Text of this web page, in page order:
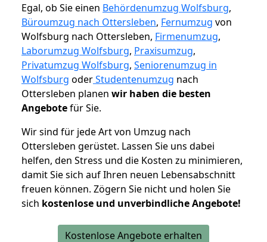
Egal, ob Sie einen Behördenumzug Wolfsburg,
Büroumzug nach Ottersleben, Fernumzug von
Wolfsburg nach Ottersleben, Firmenumzug,
Laborumzug Wolfsburg, Praxisumzug,
Privatumzug Wolfsburg, Seniorenumzug in
Wolfsburg oderStudentenumzug nach
Ottersleben planen wir haben die besten
Angebotefür Sie.
Wir sind für jede Art von Umzug nach
Ottersleben gerüstet. Lassen Sie uns dabei
helfen, den Stress und die Kosten zu minimieren,
damit Sie sich auf Ihren neuen Lebensabschnitt
freuen können. Zögern Sie nicht und holen Sie
sich kostenlose und unverbindliche Angebote!
Kostenlose Angebote erhalten